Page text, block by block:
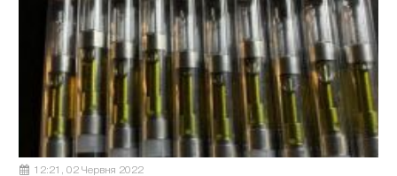
12:21, 02 Червня 2022